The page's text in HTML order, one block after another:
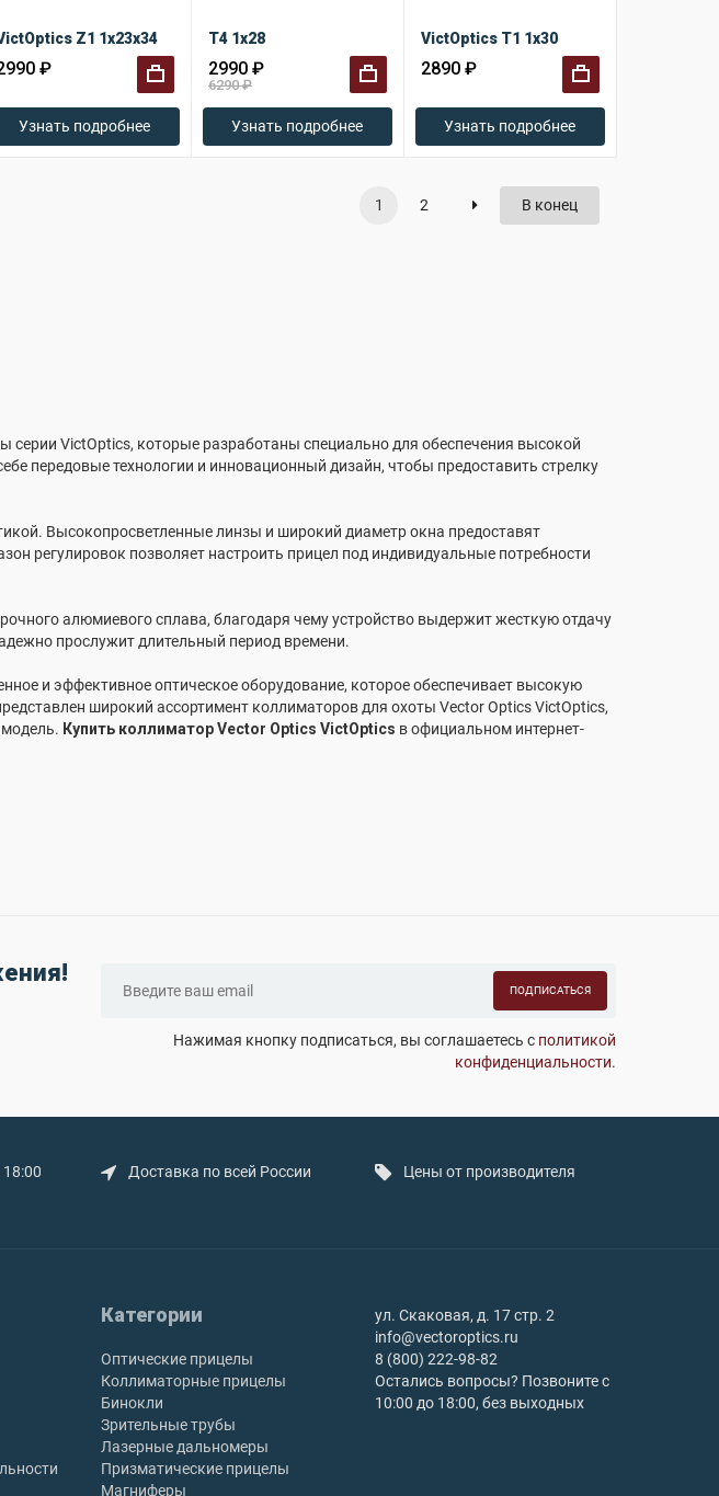
Z1 1x23x34
₽
Узнать подробнее
T4 1x28
2990 ₽
6290 ₽
Узнать подробнее
VictOptics T1 1x30
2890 ₽
Узнать подробнее
1 2 В конец
VictOptics, которые разработаны специально для обеспечения высокой
передовые технологии и инновационный дизайн, чтобы предоставить стрелку
Высокопросветленные линзы и широкий диаметр окна предоставят
регулировок позволяет настроить прицел под индивидуальные потребности
алюмиевого сплава, благодаря чему устройство выдержит жесткую отдачу
прослужит длительный период времени.
и эффективное оптическое оборудование, которое обеспечивает высокую
широкий ассортимент коллиматоров для охоты Vector Optics VictOptics,
Купить коллиматор Vector Optics VictOptics в официальном интернет-
ПОДПИСАТЬСЯ
Нажимая кнопку подписаться, вы соглашаетесь с политикой
конфиденциальности.
Доставка по всей России Цены от производителя
Категории
Оптические прицелы
Коллиматорные прицелы
Бинокли
Зрительные трубы
Лазерные дальномеры
Призматические прицелы
Магниферы
ул. Скаковая, д. 17 стр. 2
info@vectoroptics.ru
8 (800) 222-98-82
Остались вопросы? Позвоните с
10:00 до 18:00, без выходных